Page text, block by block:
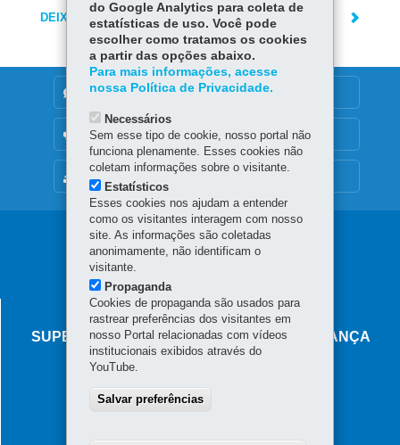
DEIXE SUA OPINIÃO
DENUNCIE CORRUPÇÃO
OUVIDORIA
Navegação
principal
AGÊNCIA DO MIGRANTE
SUPERINTENDÊNCIA-GERAL DE GOVERNANÇA
MIGRATÓRIA
80060-010-Curitiba
do Google Analytics para coleta de
estatísticas de uso. Você pode
escolher como tratamos os cookies
a partir das opções abaixo.
Para mais informações, acesse
nossa Política de Privacidade.
Necessários
Sem esse tipo de cookie, nosso portal não
funciona plenamente. Esses cookies não
coletam informações sobre o visitante.
Estatísticos
Esses cookies nos ajudam a entender
como os visitantes interagem com nosso
site. As informações são coletadas
anonimamente, não identificam o
visitante.
Propaganda
Cookies de propaganda são usados para
rastrear preferências dos visitantes em
nosso Portal relacionadas com vídeos
institucionais exibidos através do
YouTube.
Salvar preferências